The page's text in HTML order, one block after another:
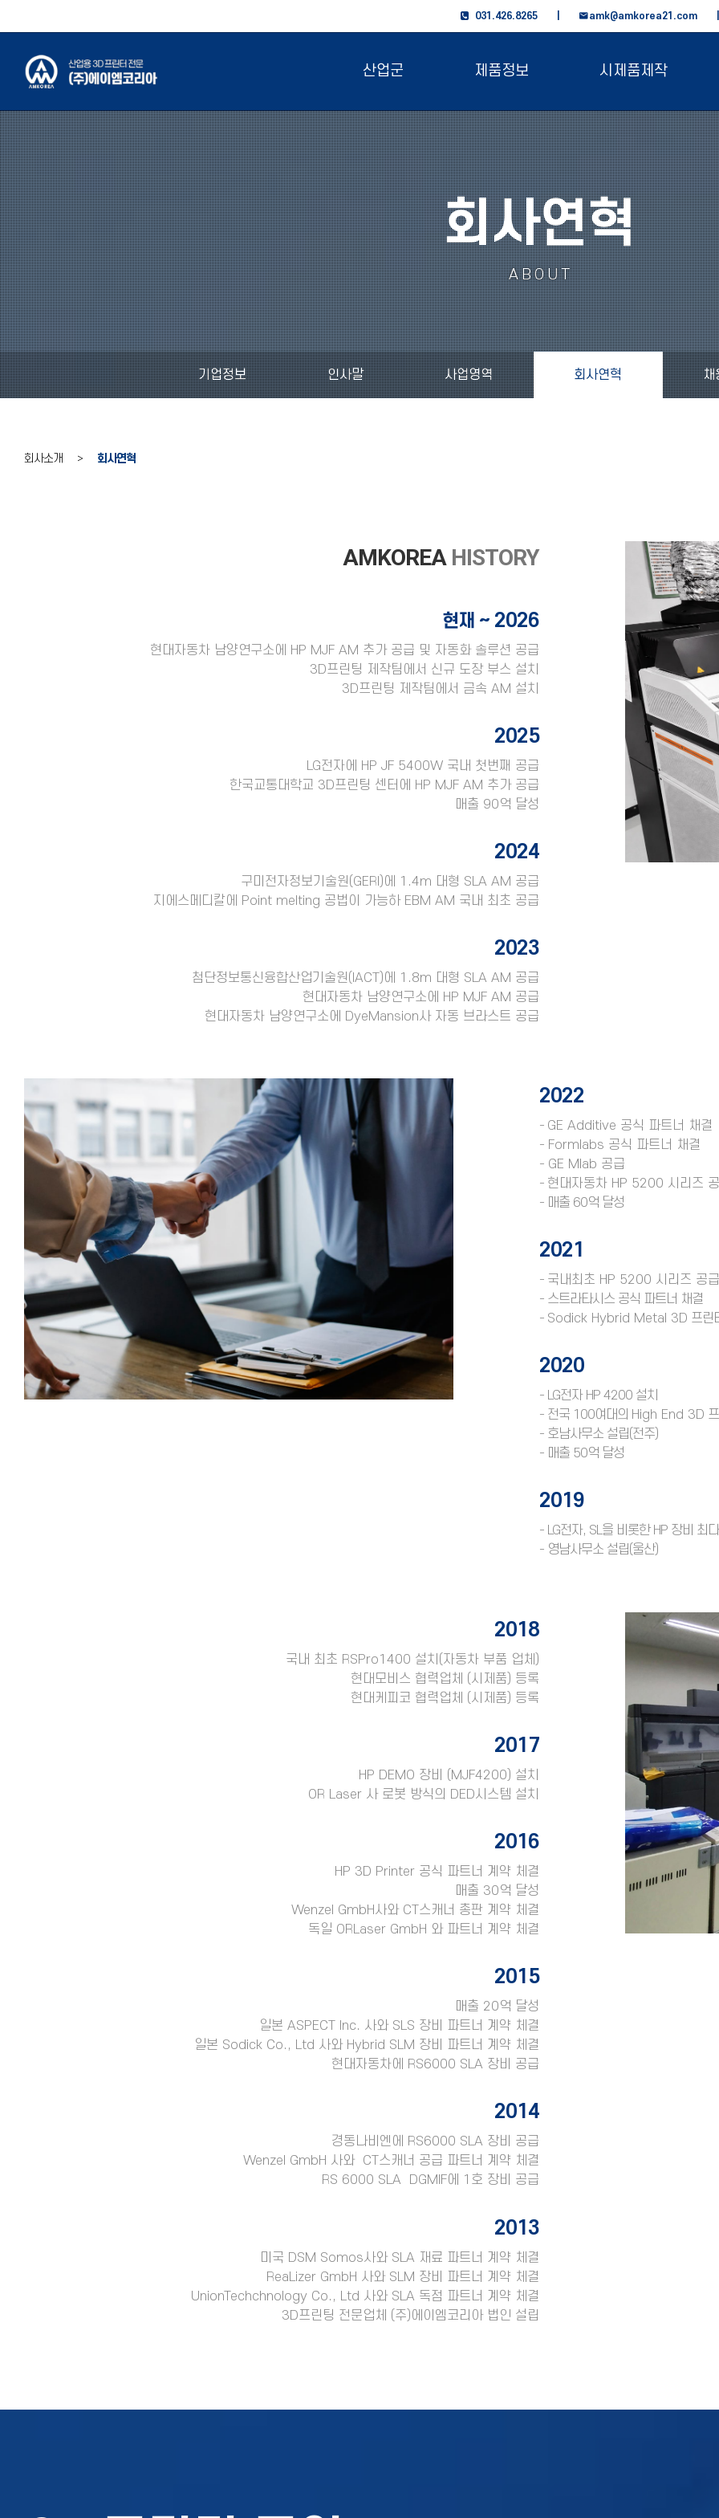
031.426.8265 | amk@amkorea21.com
산업군 제품정보 시제품제작
회사연혁
ABOUT
기업정보 인사말 사업영역 회사연혁 채
회사소개 > 회사연혁
AMKOREAHISTORY
현재 ~ 2026
현대자동차 남양연구소에 HP MJF AM 추가 공급 및 자동화 솔루션 공급
3D프린팅 제작팀에서 신규 도장 부스 설치
3D프린팅 제작팀에서 금속 AM 설치
2025
LG전자에 HP JF 5400W 국내 첫번째 공급
한국교통대학교 3D프린팅 센터에 HP MJF AM 추가 공급
매출 90억 달성
2024
구미전자정보기술원(GERI)에 1.4m 대형 SLA AM 공급
지에스메디칼에 Point melting 공법이 가능하 EBM AM 국내 최초 공급
2023
첨단정보통신융합산업기술원(IACT)에 1.8m 대형 SLA AM 공급
현대자동차 남양연구소에 HP MJF AM 공급
현대자동차 남양연구소에 DyeMansion사 자동 브라스트 공급
2022
- GE Additive 공식 파트너 채결
- Formlabs 공식 파트너 채결
- GE Mlab 공급
- 현대자동차 HP 5200 시리즈
- 매출 60억 달성
2021
- 국내최초 HP 5200 시리즈 공급
- 스트라타시스 공식 파트너 채결
- Sodick Hybrid Metal 3D 프린
2020
- LG전자 HP 4200 설치
- 전국 100여대의 High End 3D
- 호남사무소 설립(전주)
- 매출 50억 달성
2019
- LG전자, SL을 비롯한 HP 장비 최
- 영남사무소 설립(울산)
2018
국내 최초 RSPro1400 설치(자동차 부품 업체)
현대모비스 협력업체 (시제품) 등록
현대케피코 협력업체 (시제품) 등록
2017
HP DEMO 장비 (MJF4200) 설치
OR Laser 사 로봇 방식의 DED시스템 설치
2016
HP 3D Printer 공식 파트너 계약 체결
매출 30억 달성
Wenzel GmbH사와 CT스캐너 총판 계약 체결
독일 ORLaser GmbH 와 파트너 계약 체결
2015
매출 20억 달성
일본 ASPECT lnc. 사와 SLS 장비 파트너 계약 체결
일본 Sodick Co., Ltd 사와 Hybrid SLM 장비 파트너 계약 체결
현대자동차에 RS6000 SLA 장비 공급
2014
경동나비엔에 RS6000 SLA 장비 공급
Wenzel GmbH 사와 CT스캐너 공급 파트너 계약 체결
RS 6000 SLA DGMIF에 1호 장비 공급
2013
미국 DSM Somos사와 SLA 재료 파트너 계약 체결
ReaLizer GmbH 사와 SLM 장비 파트너 계약 체결
UnionTechchnology Co., Ltd 사와 SLA 독점 파트너 계약 체결
3D프린팅 전문업체 (주)에이엠코리아 법인 설립